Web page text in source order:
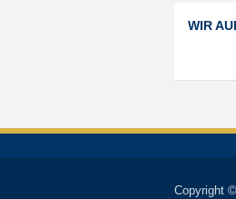
WIR
Copyright